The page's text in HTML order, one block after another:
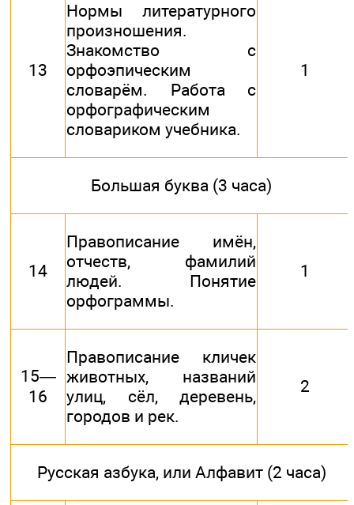
13
Нормы литературного
произношения.
Знакомство с
орфоэпическим
словарём. Работа с
орфографическим
словариком учебника.
1
Большая буква (3 часа)
14
Правописание имён,
отчеств, фамилий
людей. Понятие
орфограммы.
1
15—
16
Правописание кличек
животных, названий
улиц, сёл, деревень,
городов и рек.
2
Русская азбука, или Алфавит (2 часа)